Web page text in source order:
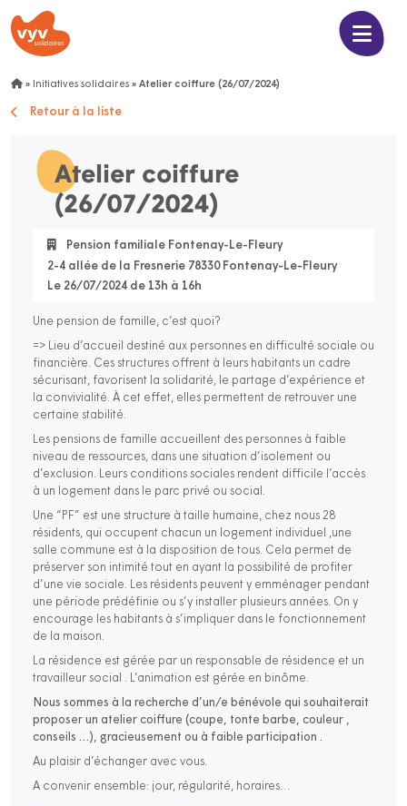
» Initiatives solidaires » Atelier coiffure (26/07/2024)
Retour à la liste
Atelier coiffure
(26/07/2024)
Pension familiale Fontenay-Le-Fleury
2-4 allée de la Fresnerie 78330 Fontenay-Le-Fleury
Le 26/07/2024 de 13h à 16h
Une pension de famille, c’est quoi?
=> Lieu d’accueil destiné aux personnes en difficulté sociale ou
financière. Ces structures offrent à leurs habitants un cadre
sécurisant, favorisent la solidarité, le partage d’expérience et
la convivialité. À cet effet, elles permettent de retrouver une
certaine stabilité.
Les pensions de famille accueillent des personnes à faible
niveau de ressources, dans une situation d’isolement ou
d’exclusion. Leurs conditions sociales rendent difficile l’accès
à un logement dans le parc privé ou social.
Une “PF” est une structure à taille humaine, chez nous 28
résidents, qui occupent chacun un logement individuel ,une
salle commune est à la disposition de tous. Cela permet de
préserver son intimité tout en ayant la possibilité de profiter
d’une vie sociale. Les résidents peuvent y emménager pendant
une période prédéfinie ou s’y installer plusieurs années. On y
encourage les habitants à s’impliquer dans le fonctionnement
de la maison.
La résidence est gérée par un responsable de résidence et un
travailleur social . L’animation est gérée en binôme.
Nous sommes à la recherche d’un/e bénévole qui souhaiterait
proposer un atelier coiffure (coupe, tonte barbe, couleur ,
conseils …), gracieusement ou à faible participation .
Au plaisir d’échanger avec vous.
A convenir ensemble: jour, régularité, horaires…